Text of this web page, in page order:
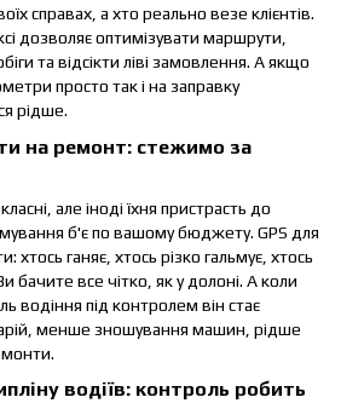
справах, а хто реально везе клієнтів.
дозволяє оптимізувати маршрути,
та відсікти ліві замовлення. А якщо
просто так і на заправку
рідше.
на ремонт: стежимо за
але іноді їхня пристрасть до
б'є по вашому бюджету. GPS для
хтось ганяє, хтось різко гальмує, хтось
бачите все чітко, як у долоні. А коли
водіння під контролем він стає
менше зношування машин, рідше
водіїв: контроль робить